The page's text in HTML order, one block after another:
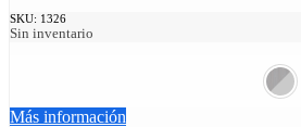
SKU: 1326
Sin inventario
Más información